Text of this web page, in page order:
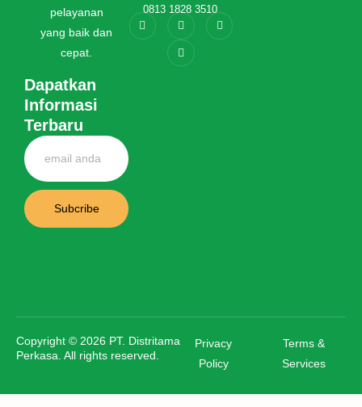
pelayanan
yang baik dan
cepat.
Dapatkan
Informasi
Terbaru
Subcribe
0813 1828 3510
Copyright © 2026 PT. Distritama
Perkasa. All rights reserved.
Privacy
Policy
Terms &
Services